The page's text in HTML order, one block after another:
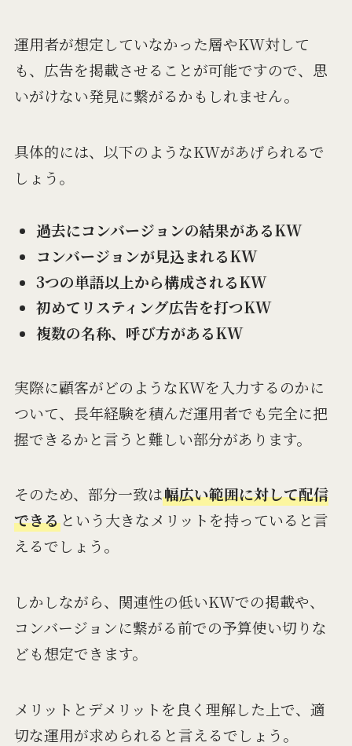
運用者が想定していなかった層やKW対して
も、広告を掲載させることが可能ですので、思
いがけない発見に繋がるかもしれません。
具体的には、以下のようなKWがあげられるで
しょう。
過去にコンバージョンの結果があるKW
コンバージョンが見込まれるKW
3つの単語以上から構成されるKW
初めてリスティング広告を打つKW
複数の名称、呼び方があるKW
実際に顧客がどのようなKWを入力するのかに
ついて、長年経験を積んだ運用者でも完全に把
握できるかと言うと難しい部分があります。
そのため、部分一致は幅広い範囲に対して配信
できるという大きなメリットを持っていると言
えるでしょう。
しかしながら、関連性の低いKWでの掲載や、
コンバージョンに繋がる前での予算使い切りな
ども想定できます。
メリットとデメリットを良く理解した上で、適
切な運用が求められると言えるでしょう。